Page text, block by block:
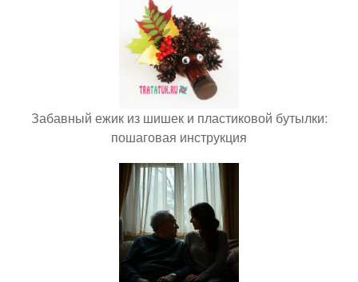
Забавный ежик из шишек и пластиковой бутылки:
пошаговая инструкция